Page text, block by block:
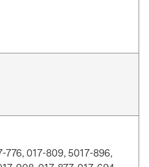
776, 017-809, 5017-896,